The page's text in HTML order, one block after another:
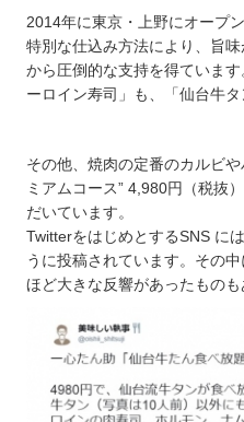
2014年に東京・上野にオープ
特別な仕込み方法により、旨
から圧倒的な支持を得ていま
ーロイン寿司」も、「仙台牛
その他、焼肉の定番のカルビ
ミアムコース” 4,980円（税抜
だいています。
TwitterをはじめとするSNS に
うに投稿されています。その
ほど大きな反響があったもの